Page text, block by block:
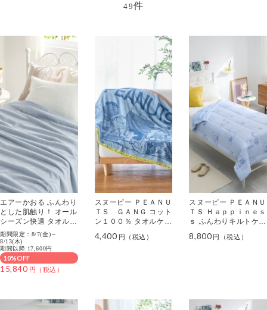
49件
エアーかおる ふんわり
とした肌触り！ オール
シーズン快適 タオルケ
ット
期間限定：8/7(金)～
8/13(木)
期間以降:17,600円
10%OFF
15,840
スヌーピー ＰＥＡＮＵ
ＴＳ ＧＡＮＧ コット
ン１００％ タオルケッ
4,400
スヌーピー ＰＥＡＮＵ
ＴＳ Ｈａｐｐｉｎｅｓ
ｓ ふんわりキルトケッ
8,800